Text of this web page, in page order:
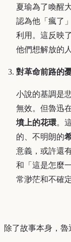
夏瑜為了喚醒
認為他「瘋了
利用。這反映
他們想解放的
對革命前路的
小說的基調是
無效。但魯迅
墳上的花環。
的、不明朗的
意義，或許還
和「這是怎麼
常渺茫和不確定
除了故事本身，魯